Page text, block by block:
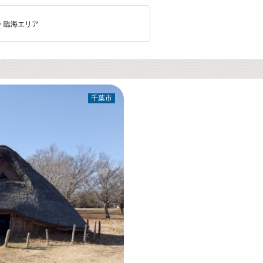
臨海エリア
千葉市